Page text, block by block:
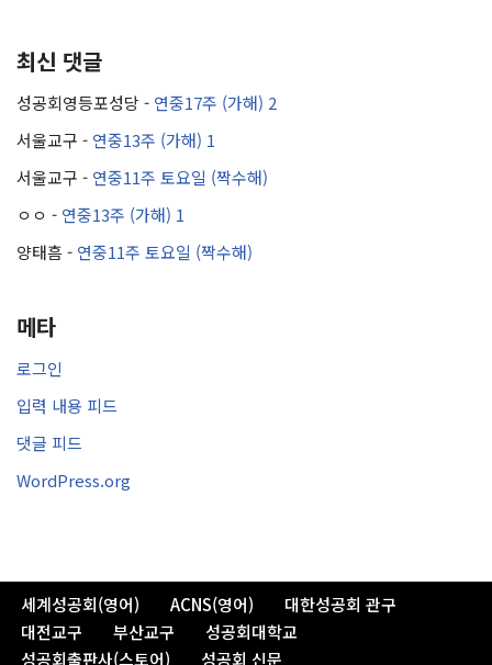
최신 댓글
성공회영등포성당 - 연중17주 (가해) 2
서울교구 - 연중13주 (가해) 1
서울교구 - 연중11주 토요일 (짝수해)
ㅇㅇ - 연중13주 (가해) 1
양태흠 - 연중11주 토요일 (짝수해)
메타
로그인
입력 내용 피드
댓글 피드
WordPress.org
세계성공회(영어) ACNS(영어)
대한성공회 관구
대전교구
부산교구
성공회대학교
성공회출판사(스토어)
성공회 신문